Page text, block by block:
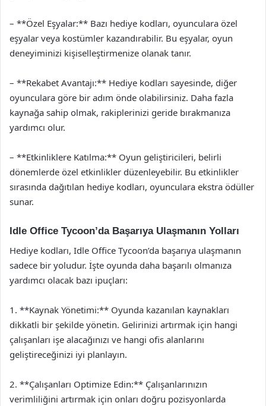
– **Özel Eşyalar:** Bazı hediye kodları, oyunculara özel
eşyalar veya kostümler kazandırabilir. Bu eşyalar, oyun
deneyiminizi kişiselleştirmenize olanak tanır.
– **Rekabet Avantajı:** Hediye kodları sayesinde, diğer
oyunculara göre bir adım önde olabilirsiniz. Daha fazla
kaynağa sahip olmak, rakiplerinizi geride bırakmanıza
yardımcı olur.
– **Etkinliklere Katılma:** Oyun geliştiricileri, belirli
dönemlerde özel etkinlikler düzenleyebilir. Bu etkinlikler
sırasında dağıtılan hediye kodları, oyunculara ekstra ödüller
sunar.
Idle Office Tycoon’da Başarıya Ulaşmanın Yolları
Hediye kodları, Idle Office Tycoon’da başarıya ulaşmanın
sadece bir yoludur. İşte oyunda daha başarılı olmanıza
yardımcı olacak bazı ipuçları:
1. **Kaynak Yönetimi:** Oyunda kazanılan kaynakları
dikkatli bir şekilde yönetin. Gelirinizi artırmak için hangi
çalışanları işe alacağınızı ve hangi ofis alanlarını
geliştireceğinizi iyi planlayın.
2. **Çalışanları Optimize Edin:** Çalışanlarınızın
verimliliğini artırmak için onları doğru pozisyonlarda